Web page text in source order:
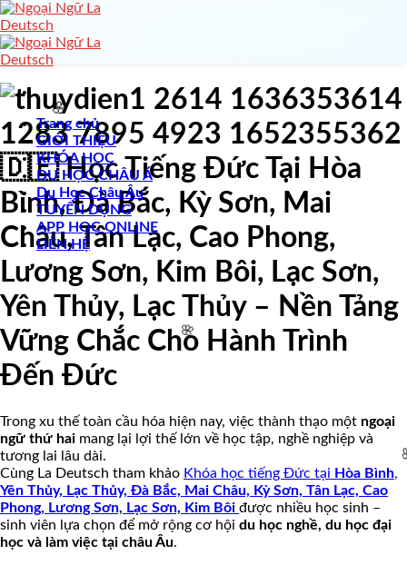
🌸
🌸
Skip
to
content
Trang chủ
GIỚI THIỆU
KHÓA HỌC
DU HỌC CHÂU Á
Du Học Châu Âu
TUYỂN DỤNG
APP HỌC ONLINE
LIÊN HỆ
🇩🇪 Học Tiếng Đức Tại Hòa
Bình, Đà Bắc, Kỳ Sơn, Mai
Châu, Tân Lạc, Cao Phong,
Lương Sơn, Kim Bôi, Lạc Sơn,
Yên Thủy, Lạc Thủy – Nền Tảng
Vững Chắc Cho Hành Trình
Đến Đức
Trong xu thế toàn cầu hóa hiện nay, việc thành thạo một ngoại
ngữ thứ hai mang lại lợi thế lớn về học tập, nghề nghiệp và
tương lai lâu dài.
Cùng La Deutsch tham khảo Khóa học tiếng Đức tại Hòa Bình,
Yên Thủy, Lạc Thủy, Đà Bắc, Mai Châu, Kỳ Sơn, Tân Lạc, Cao
Phong, Lương Sơn, Lạc Sơn, Kim Bôi được nhiều học sinh –
sinh viên lựa chọn để mở rộng cơ hội du học nghề, du học đại
học và làm việc tại châu Âu.